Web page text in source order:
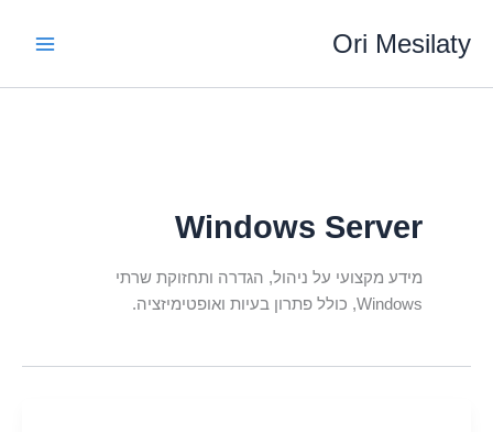
לתוכןOri Mesilaty
Windows Server
מידע מקצועי על ניהול, הגדרה ותחזוקת שרתי
Windows, כולל פתרון בעיות ואופטימיזציה.